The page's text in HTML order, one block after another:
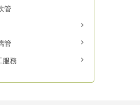
管
管
服務